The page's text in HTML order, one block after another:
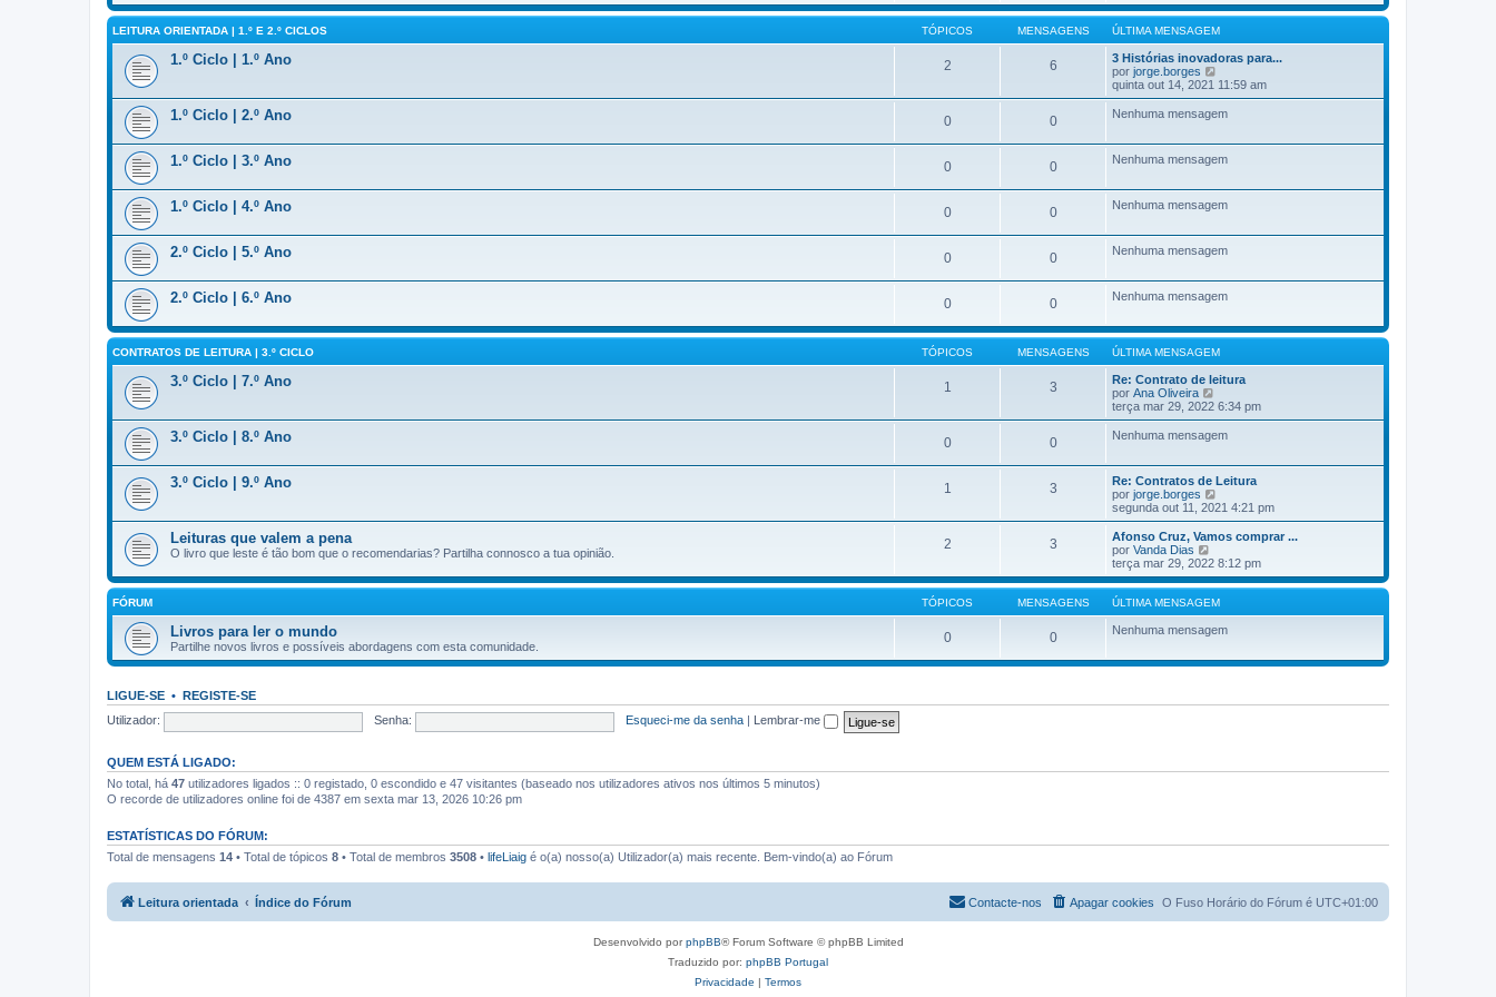
a
e
M
e
n
a
g
e
t
i
m
a
e
a
e
m
j
a
a
ú
l
i
m
a
n
s
g
e
LEITURA ORIENTADA | 1.º E 2.º CICLOS TÓPICOS MENSAGENS ÚLTIMA MENSAGEM
1.º Ciclo | 1.º Ano 2 6
3 Histórias inovadoras para...
por jorge.borges
e
j
a
l
t
m
a
s
g
e
quinta out 14, 2021 11:59 am
1.º Ciclo | 2.º Ano 0 0 Nenhuma mensagem
1.º Ciclo | 3.º Ano 0 0 Nenhuma mensagem
1.º Ciclo | 4.º Ano 0 0 Nenhuma mensagem
2.º Ciclo | 5.º Ano 0 0 Nenhuma mensagem
2.º Ciclo | 6.º Ano 0 0 Nenhuma mensagem
CONTRATOS DE LEITURA | 3.º CICLO TÓPICOS MENSAGENS ÚLTIMA MENSAGEM
3.º Ciclo | 7.º Ano 1 3
Re: Contrato de leitura
por Ana Oliveira
e
j
a
l
t
i
m
a
M
n
s
a
g
e
m
terça mar 29, 2022 6:34 pm
3.º Ciclo | 8.º Ano 0 0 Nenhuma mensagem
3.º Ciclo | 9.º Ano 1 3
Re: Contratos de Leitura
por jorge.borges
e
j
a
ú
t
i
m
a
n
g
segunda out 11, 2021 4:21 pm
Leituras que valem a pena
O livro que leste é tão bom que o recomendarias? Partilha connosco a tua opinião.
2 3
Afonso Cruz, Vamos comprar ...
por Vanda Dias
e
j
a
a
ú
l
m
e
e
terça mar 29, 2022 8:12 pm
FÓRUM TÓPICOS MENSAGENS ÚLTIMA MENSAGEM
Livros para ler o mundo
Partilhe novos livros e possíveis abordagens com esta comunidade.
0 0 Nenhuma mensagem
LIGUE-SE • REGISTE-SE
Utilizador:
Senha: Esqueci-me da senha Lembrar-me
QUEM ESTÁ LIGADO:
No total, há 47 utilizadores ligados :: 0 registado, 0 escondido e 47 visitantes (baseado nos utilizadores ativos nos últimos 5 minutos)
O recorde de utilizadores online foi de 4387 em sexta mar 13, 2026 10:26 pm
ESTATÍSTICAS DO FÓRUM:
Total de mensagens 14 • Total de tópicos 8 • Total de membros 3508 • lifeLiaig é o(a) nosso(a) Utilizador(a) mais recente. Bem-vindo(a) ao Fórum
Leitura orientada Índice do Fórum O Fuso Horário do Fórum é UTC+01:00
Apagar cookies
Contacte-nos
Desenvolvido porphpBB® Forum Software © phpBB Limited
Traduzido por: phpBB Portugal
Privacidade | Termos